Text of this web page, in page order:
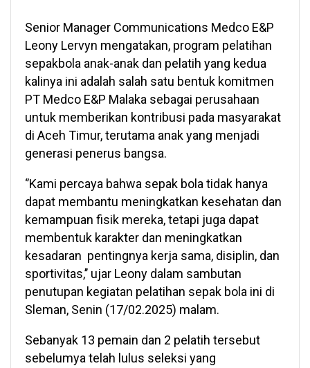
Senior Manager Communications Medco E&P
Leony Lervyn mengatakan, program pelatihan
sepakbola anak-anak dan pelatih yang kedua
kalinya ini adalah salah satu bentuk komitmen
PT Medco E&P Malaka sebagai perusahaan
untuk memberikan kontribusi pada masyarakat
di Aceh Timur, terutama anak yang menjadi
generasi penerus bangsa.
‘’Kami percaya bahwa sepak bola tidak hanya
dapat membantu meningkatkan kesehatan dan
kemampuan fisik mereka, tetapi juga dapat
membentuk karakter dan meningkatkan
kesadaran pentingnya kerja sama, disiplin, dan
sportivitas,’’ ujar Leony dalam sambutan
penutupan kegiatan pelatihan sepak bola ini di
Sleman, Senin (17/02.2025) malam.
Sebanyak 13 pemain dan 2 pelatih tersebut
sebelumya telah lulus seleksi yang